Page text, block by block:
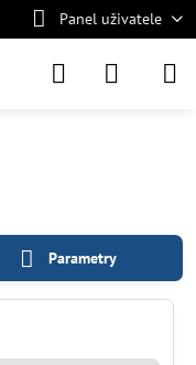
Panel uživatele
Parametry